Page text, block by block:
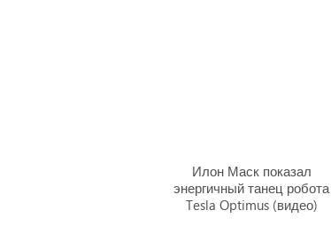
Илон Маск показал
энергичный танец робота
Tesla Optimus (видео)